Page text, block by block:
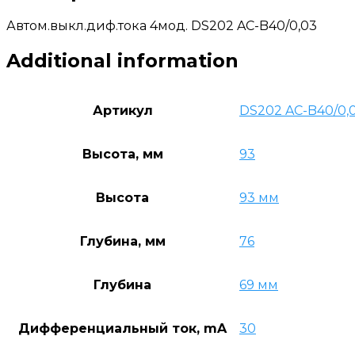
Автом.выкл.диф.тока 4мод. DS202 AC-B40/0,03
Additional information
Артикул DS202 AC-B40/
Высота, мм 93
Высота 93 мм
Глубина, мм 76
Глубина 69 мм
Дифференциальный ток, mA 30